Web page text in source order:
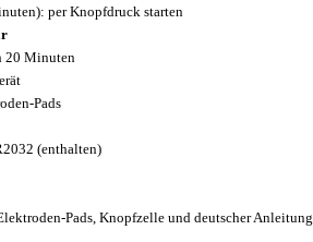
per Knopfdruck starten
20 Minuten
Pads
(enthalten)
Pads, Knopfzelle und deutscher Anleitung